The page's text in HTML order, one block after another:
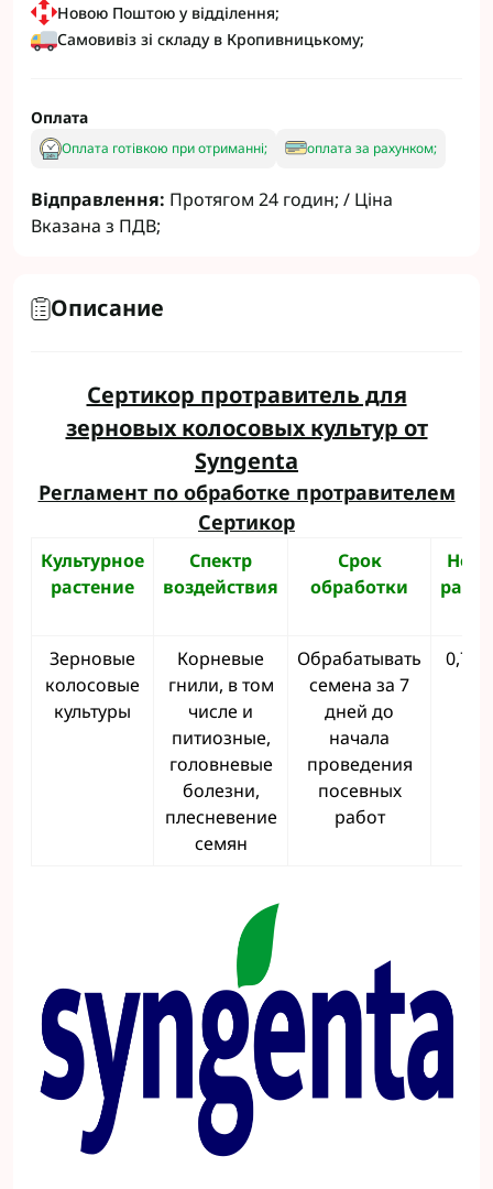
Новою Поштою у відділення;
Самовивіз зі складу в Кропивницькому;
Оплата
Оплата готівкою при отриманні; оплата за рахунком;
Відправлення: Протягом 24 годин; / Ціна
Вказана з ПДВ;
Описание
Сертикор протравитель для
зерновых колосовых культур от
Syngenta
Регламент по обработке протравителем
Сертикор
Культурное
растение
Спектр
воздействия
Срок
обработки
Зерновые
колосовые
культуры
Корневые
гнили, в том
числе и
питиозные,
головневые
болезни,
плесневение
семян
Обрабатывать
семена за 7
дней до
начала
проведения
посевных
работ
0,75-